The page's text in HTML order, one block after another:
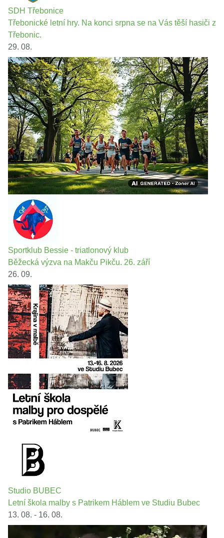
SDH Třebonice
Třebonické letní hry. Na konci srpna se na Vás těší hasiči z
Třebonic.
29. 08.
Sportklub Bessie - triatlonový klub
Běžecká výzva na Makču Pikču. 26. září
26. 09.
Studio BUBEC
Letní škola malby s Patrikem Háblem ve Studiu Bubec
13. 08. - 16. 08.